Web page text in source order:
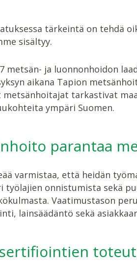
tärkeintä on tehdä
sisältyy.
metsän- ja luonnonhoidon
aikana Tapion
metsänhoitajat tarkastivat
ympäri Suomen.
parantaa
varmistaa, että heidän
työlajien onnistumista sekä
Vaatimustason
lainsäädäntö sekä
sertifiointien